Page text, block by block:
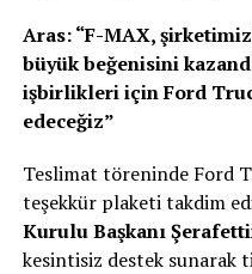
Aras: “F-MAX,
büyük beğenisini
işbirlikleri için Ford
edeceğiz”
Teslimat töreninde Ford
teşekkür plaketi takdim
Kurulu Başkanı
kesintisiz destek sunarak